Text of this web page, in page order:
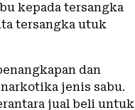
kepada tersangka
tersangka utuk
dan
jenis sabu.
jual beli untuk